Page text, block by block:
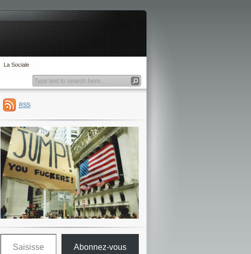
La Sociale
RSS
Saisissez votre adresse e-mail…
Abonnez-vous